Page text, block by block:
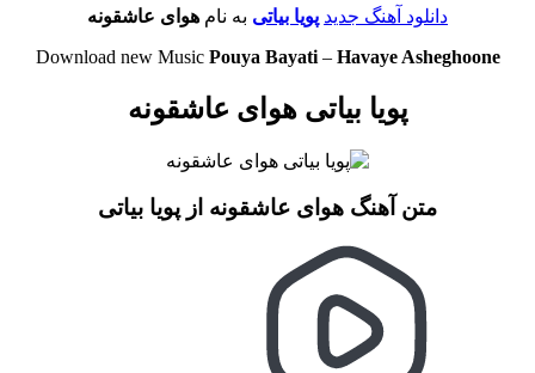
دانلود آهنگ جدید پویا بیاتی به نام هوای عاشقونه
Download new Music Pouya Bayati– Havaye Asheghoone
پویا بیاتی هوای عاشقونه
متن آهنگ هوای عاشقونه از پویا بیاتی